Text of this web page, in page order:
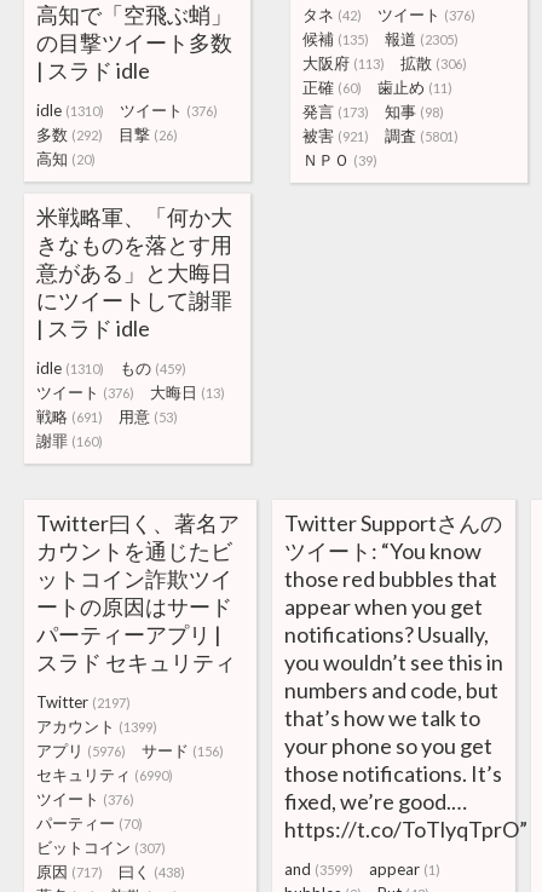
タネ (42) ツイート (376)
候補 (135) 報道 (2305)
大阪府 (113) 拡散 (306)
正確 (60) 歯止め (11)
発言 (173) 知事 (98)
被害 (921) 調査 (5801)
ＮＰＯ (39)
高知で「空飛ぶ蛸」
の目撃ツイート多数
| スラド idle
idle (1310) ツイート (376)
多数 (292) 目撃 (26)
高知 (20)
米戦略軍、「何か大
きなものを落とす用
意がある」と大晦日
にツイートして謝罪
| スラド idle
idle (1310) もの (459)
ツイート (376) 大晦日 (13)
戦略 (691) 用意 (53)
謝罪 (160)
Twitter曰く、著名ア
カウントを通じたビ
ットコイン詐欺ツイ
ートの原因はサード
パーティーアプリ |
スラド セキュリティ
Twitter (2197)
アカウント (1399)
アプリ (5976) サード (156)
セキュリティ (6990)
ツイート (376)
パーティー (70)
ビットコイン (307)
原因 (717) 曰く (438)
Twitter Supportさんの
ツイート: “You know
those red bubbles that
appear when you get
notifications? Usually,
you wouldn’t see this in
numbers and code, but
that’s how we talk to
your phone so you get
those notifications. It’s
fixed, we’re good.…
https://t.co/ToTlyqTprO”
and (3599) appear (1)